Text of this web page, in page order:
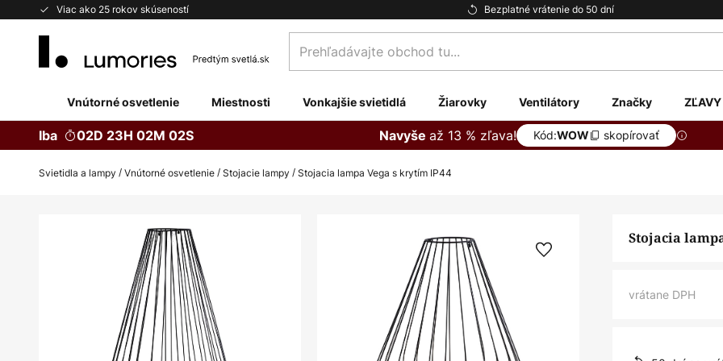
Viac ako 25 rokov skúseností Bezplatné vrátenie do 50 dní
Skip
Prehľadávajte
obchod
Vnútorné osvetlenie Miestnosti Vonkajšie svietidlá Žiarovky Ventilátory Značky ZĽAVY
Iba 02D 23H 02M 01S Navyše až 13 % zľava! Kód:WOW skopírovať
Svietidla a lampy Vnútorné osvetlenie Stojacie lampy Stojacia lampa Vega s krytím IP44
Stojacia
vrátane DPH